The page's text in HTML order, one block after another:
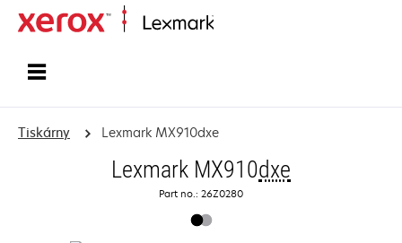
Tiskárny Lexmark MX910dxe
Lexmark MX910dxe
Part no.: 26Z0280